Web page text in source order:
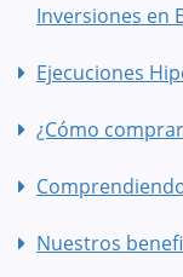
Inversiones en
Ejecuciones
¿Cómo
Nuestros